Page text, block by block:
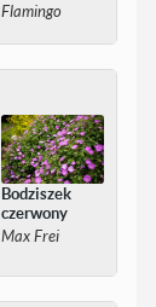
Flamingo
Bodziszek
czerwony
Max Frei